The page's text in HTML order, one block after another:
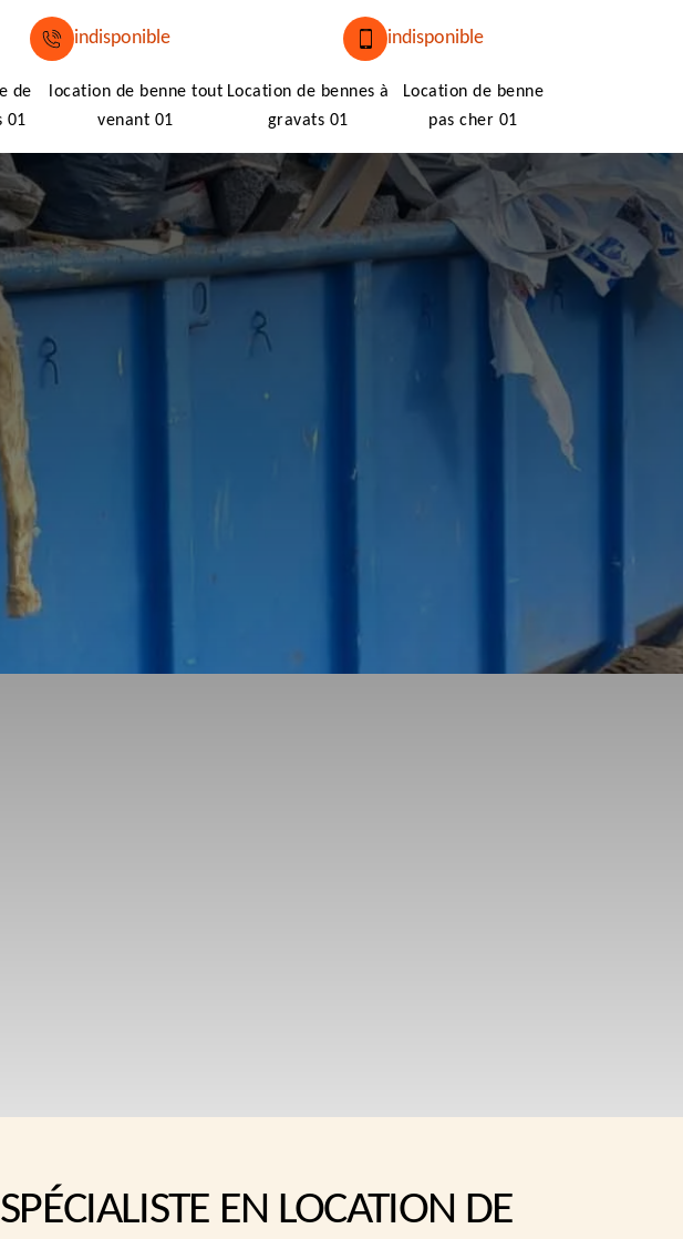
indisponible indisponible
de
01
location de benne tout
venant 01
Location de bennes à
gravats 01
Location de benne
pas cher 01
SPÉCIALISTE EN LOCATION DE